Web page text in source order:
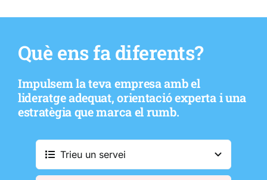
Què ens fa diferents?
Impulsem la teva empresa amb el
lideratge adequat, orientació experta i una
estratègia que marca el rumb.